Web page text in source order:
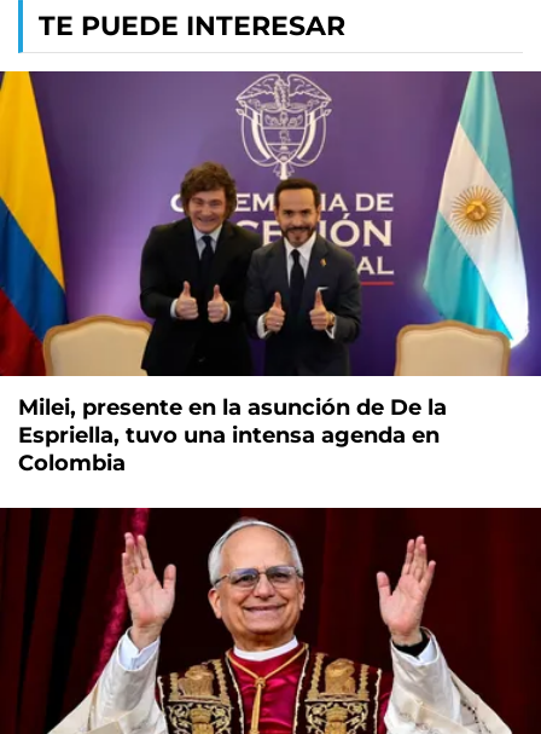
TE PUEDE INTERESAR
Milei, presente en la asunción de De la
Espriella, tuvo una intensa agenda en
Colombia